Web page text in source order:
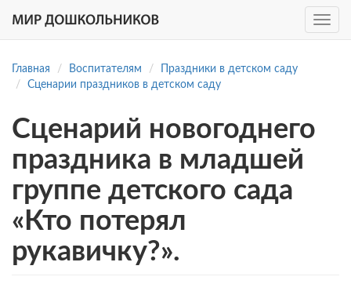
основному
Toggle
Главная Воспитателям
Праздники в детском саду
Сценарии праздников в детском саду
Сценарий новогоднего
праздника в младшей
группе детского сада
«Кто потерял
рукавичку?».